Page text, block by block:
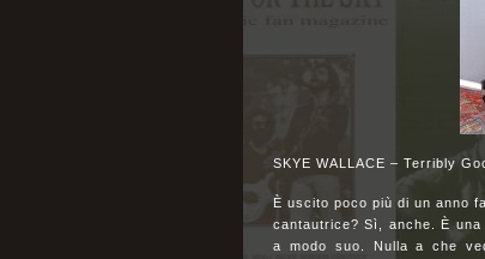
SKYE WALLACE – Terribly
È uscito poco più di un anno
cantautrice? Sì, anche. È
a modo suo. Nulla a che